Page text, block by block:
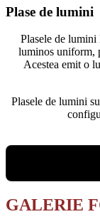
Plase de lumini
Plasele de lumini
luminos uniform,
Acestea emit o
Plasele de lumini
GALERIE